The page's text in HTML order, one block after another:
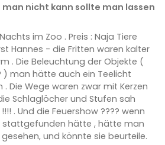
man nicht kann sollte man lassen
im Zoo . Preis : Naja Tiere
Hannes - die Fritten waren kalter
. Die Beleuchtung der Objekte (
) man hätte auch ein Teelicht
Die Wege waren zwar mit Kerzen
Schlaglöcher und Stufen sah
. Und die Feuershow ???? wenn
stattgefunden hätte , hätte man
und könnte sie beurteile.